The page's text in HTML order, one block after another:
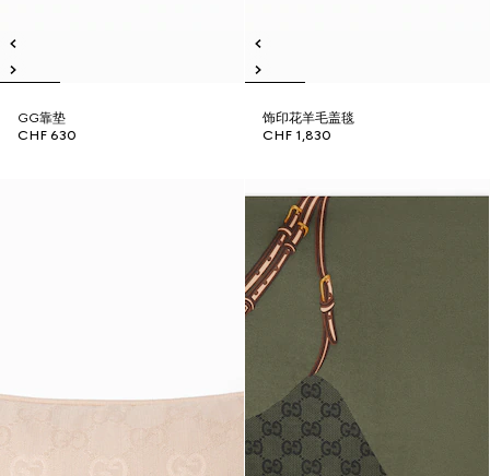
GG靠垫
CHF 630
饰印花羊毛盖毯
CHF 1,830